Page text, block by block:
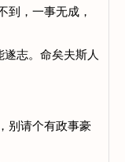
，一事无成，
志。命矣夫斯人
别请个有政事豪